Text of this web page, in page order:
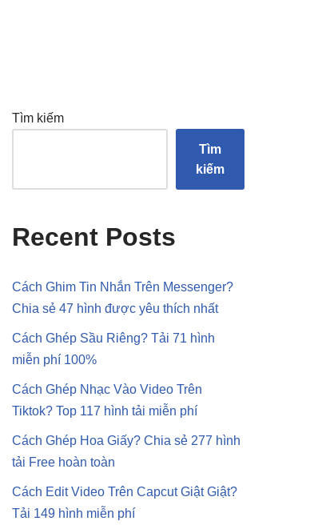
Tìm kiếm
Tìm
kiếm
Recent Posts
Cách Ghim Tin Nhắn Trên Messenger?
Chia sẻ 47 hình được yêu thích nhất
Cách Ghép Sầu Riêng? Tải 71 hình
miễn phí 100%
Cách Ghép Nhạc Vào Video Trên
Tiktok? Top 117 hình tải miễn phí
Cách Ghép Hoa Giấy? Chia sẻ 277 hình
tải Free hoàn toàn
Cách Edit Video Trên Capcut Giật Giật?
Tải 149 hình miễn phí